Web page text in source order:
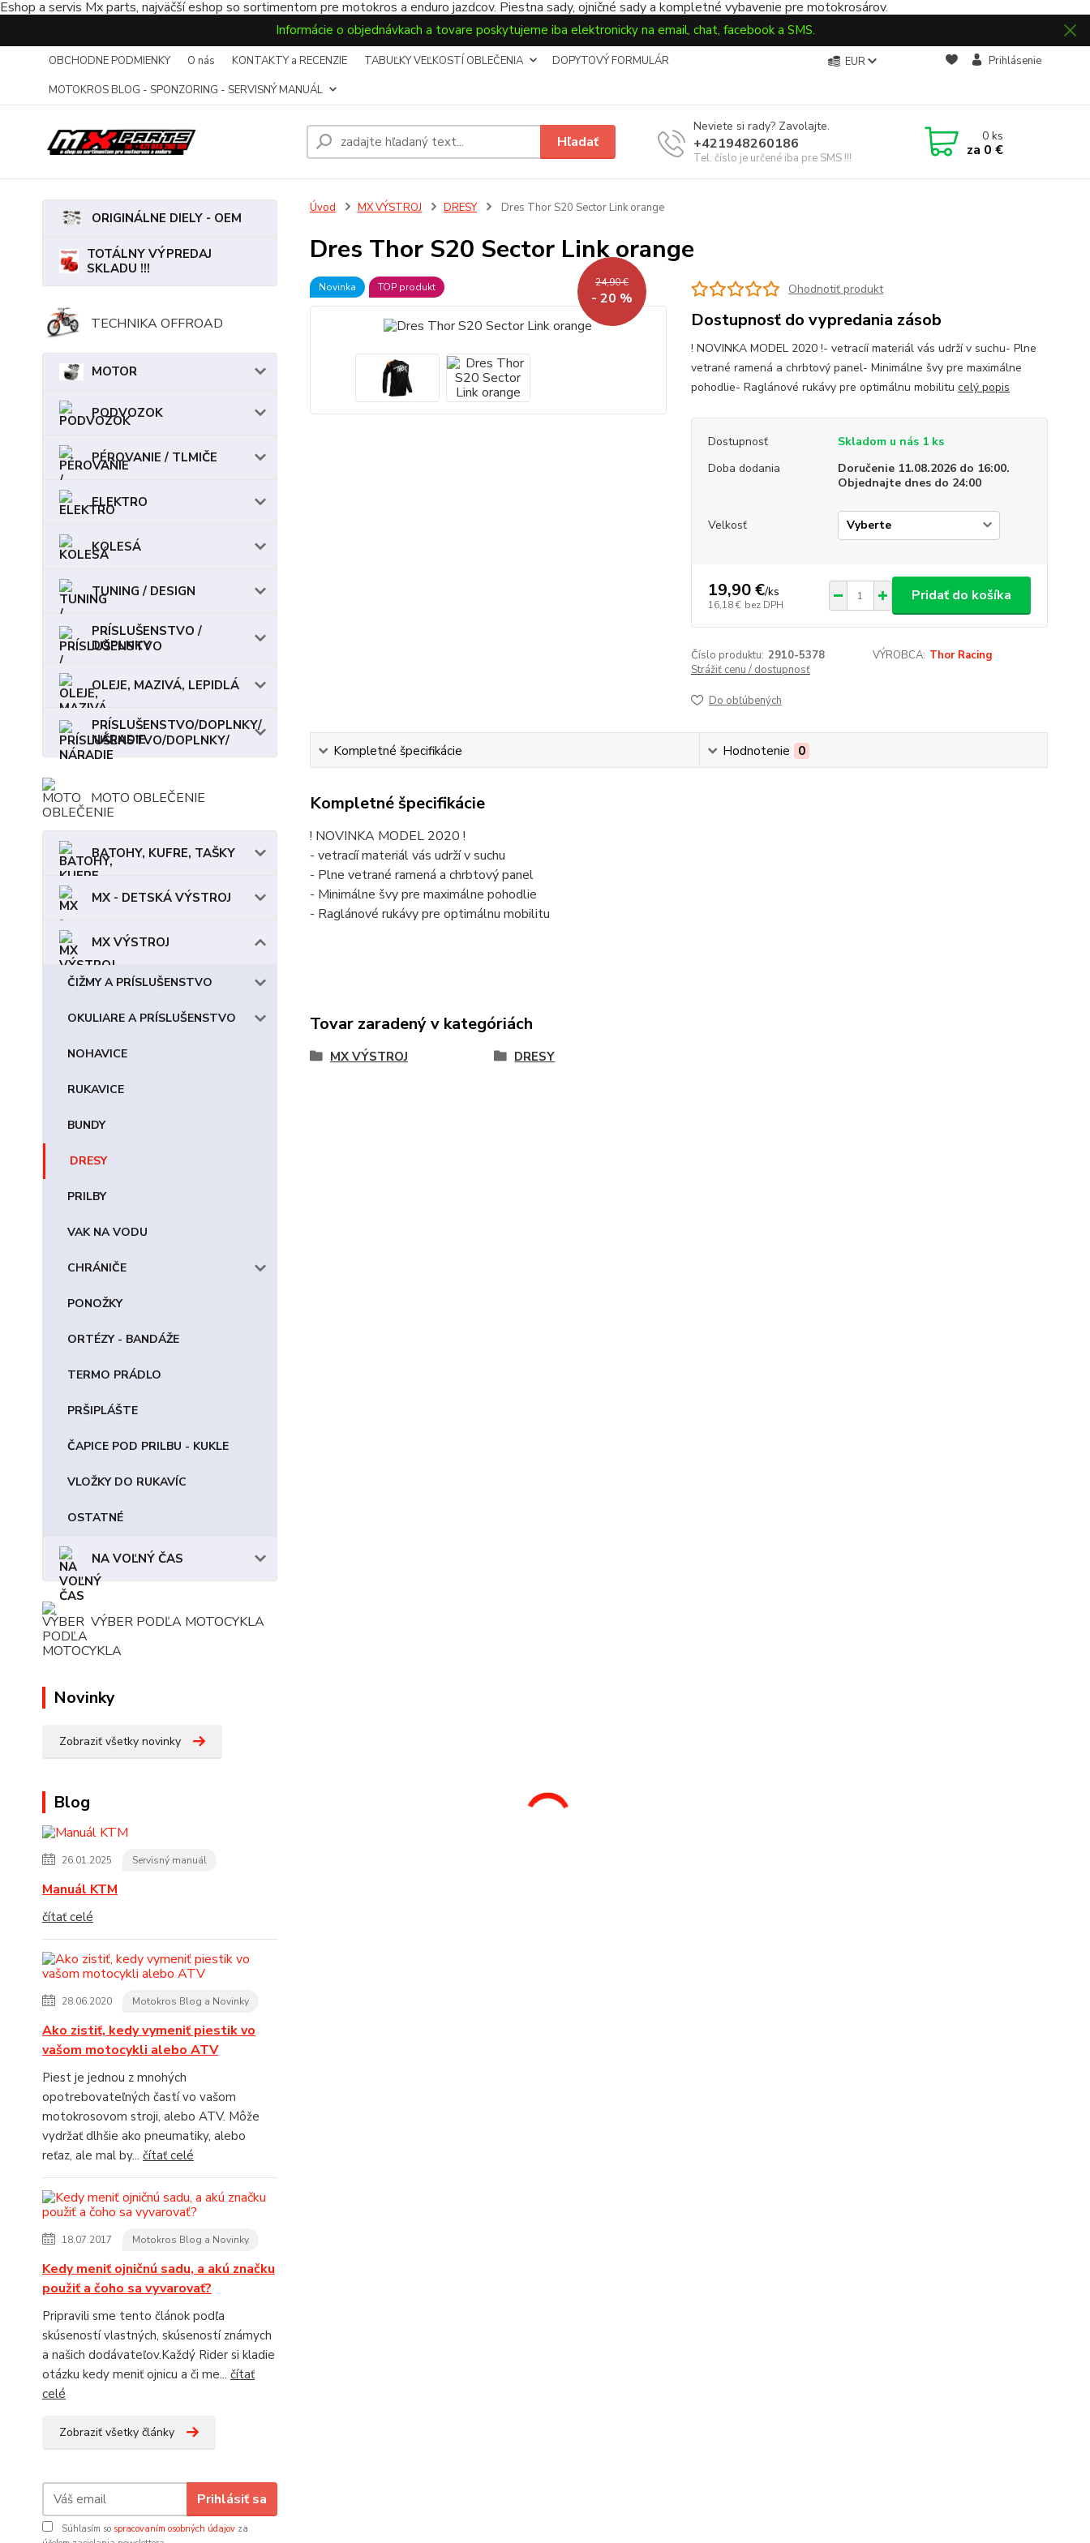
Eshop a servis Mx parts, najväčší eshop so sortimentom pre motokros a enduro jazdcov. Piestna sady, ojničné sady a kompletné vybavenie pre motokrosárov.
Informácie o objednávkach a tovare poskytujeme iba elektronicky na email, chat, facebook a SMS.
OBCHODNE PODMIENKY O nás KONTAKTY a RECENZIE TABUĽKY VEĽKOSTÍ OBLEČENIA
DOPYTOVÝ FORMULÁR
MOTOKROS BLOG - SPONZORING - SERVISNÝ MANUÁL
EUR Prihlásenie
Hľadať
Neviete si rady? Zavolajte.
+421948260186
Tel. číslo je určené iba pre SMS !!!
0ks
za 0 €
ORIGINÁLNE DIELY - OEM
TOTÁLNY VÝPREDAJ
SKLADU !!!
TECHNIKA OFFROAD
MOTOR
PODVOZOK
PÉROVANIE / TLMIČE
ELEKTRO
KOLESÁ
TUNING / DESIGN
PRÍSLUŠENSTVO /
DOPLNKY
OLEJE, MAZIVÁ, LEPIDLÁ
PRÍSLUŠENSTVO/DOPLNKY/
NÁRADIE
MOTO OBLEČENIE
BATOHY, KUFRE, TAŠKY
MX - DETSKÁ VÝSTROJ
MX VÝSTROJ
ČIŽMY A PRÍSLUŠENSTVO
OKULIARE A PRÍSLUŠENSTVO
NOHAVICE
RUKAVICE
BUNDY
DRESY
PRILBY
VAK NA VODU
CHRÁNIČE
PONOŽKY
ORTÉZY - BANDÁŽE
TERMO PRÁDLO
PRŠIPLÁŠTE
ČAPICE POD PRILBU - KUKLE
VLOŽKY DO RUKAVÍC
OSTATNÉ
NA VOĽNÝ ČAS
VÝBER PODĽA MOTOCYKLA
Novinky
Zobraziť všetky novinky
Blog
26.01.2025 Servisný manuál
Manuál KTM
čítať celé
28.06.2020 Motokros Blog a Novinky
Ako zistiť, kedy vymeniť piestik vo
vašom motocykli alebo ATV
Piest je jednou z mnohých
opotrebovateľných častí vo vašom
motokrosovom stroji, alebo ATV. Môže
vydržať dlhšie ako pneumatiky, alebo
reťaz, ale mal by... čítať celé
18.07.2017 Motokros Blog a Novinky
Kedy meniť ojničnú sadu, a akú značku
použiť a čoho sa vyvarovať?
Pripravili sme tento článok podľa
skúseností vlastných, skúseností známych
a našich dodávateľov.Každý Rider si kladie
otázku kedy meniť ojnicu a či me... čítať
celé
Zobraziť všetky články
Prihlásiť sa
Súhlasím so spracovaním osobných údajov za
Úvod MX VÝSTROJ DRESY Dres Thor S20 Sector Link orange
Dres Thor S20 Sector Link orange
Novinka TOP produkt 24,90 €
- 20 %
Ohodnotiť produkt
Dostupnosť do vypredania zásob
! NOVINKA MODEL 2020 !- vetracíí materiál vás udrží v suchu- Plne
vetrané ramená a chrbtový panel- Minimálne švy pre maximálne
pohodlie- Raglánové rukávy pre optimálnu mobilitu celý popis
Dostupnosť
Skladom u nás 1 ks
Doba dodania
Doručenie 11.08.2026 do 16:00.
Objednajte dnes do 24:00
Velkosť
19,90 €/ks
16,18 € bez DPH
Pridať do košíka
Číslo produktu: 2910-5378 VÝROBCA: Thor Racing
Strážiť cenu / dostupnosť
Do obľúbených
Kompletné špecifikácie Hodnotenie 0
Kompletné špecifikácie
! NOVINKA MODEL 2020 !
- vetracíí materiál vás udrží v suchu
- Plne vetrané ramená a chrbtový panel
- Minimálne švy pre maximálne pohodlie
- Raglánové rukávy pre optimálnu mobilitu
Tovar zaradený v kategóriách
MX VÝSTROJ DRESY